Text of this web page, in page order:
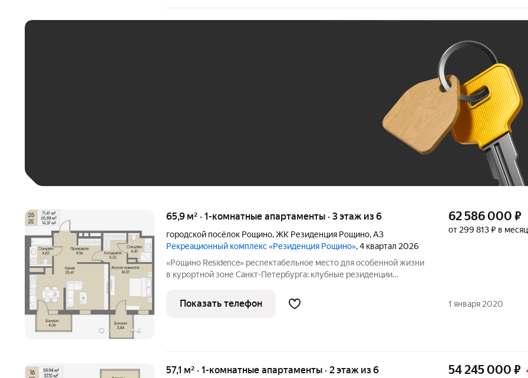
+ 4
65,9 м² · 1-комнатные апартаменты · 3 этаж из 6
городской посёлок Рощино,ЖК Резиденция Рощино,А3
Рекреационный комплекс «Резиденция Рощино», 4 квартал 2026
«Рощино Residence» респектабельное место для особенной жизни
в курортной зоне Санкт-Петербурга: клубные резиденции
уровнем безопасности и масштабной инфраструктурой.
Приватная территория
62 586 000 ₽
от 299 813 ₽ в месяц
Показать телефон 1 января 2020
57,1 м² · 1-комнатные апартаменты · 2 этаж из 6 54 245 000 ₽